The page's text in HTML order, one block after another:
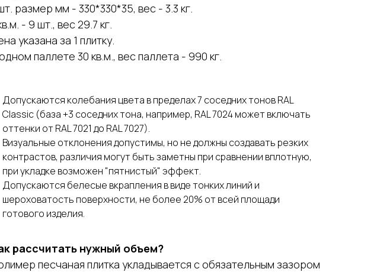
размер мм - 330*330*35, вес - 3.3 кг.
- 9 шт., вес 29.7 кг.
указана за 1 плитку.
паллете 30 кв.м., вес паллета - 990 кг.
Допускаются колебания цвета в пределах 7 соседних тонов RAL
Classic (база +3 соседних тона, например, RAL 7024 может включать
оттенки от RAL 7021 до RAL 7027).
Визуальные отклонения допустимы, но не должны создавать резких
контрастов, различия могут быть заметны при сравнении вплотную,
при укладке возможен "пятнистый" эффект.
Допускаются белесые вкрапления в виде тонких линий и
шероховатость поверхности, не более 20% от всей площади
готового изделия.
рассчитать нужный объем?
песчаная плитка укладывается с обязательным зазором